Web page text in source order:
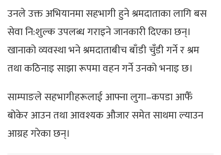
उनले उक्त अभियानमा सहभागी हुने श्रमदाताका लागि बस
सेवा नि:शुल्क उपलब्ध गराइने जानकारी दिएका छन्।
खानाको व्यवस्था भने श्रमदाताबीच बाँडी चुँडी गर्ने र श्रम
तथा कठिनाइ साझा रूपमा वहन गर्ने उनको भनाइ छ।
साम्पाङले सहभागीहरूलाई आफ्ना लुगा–कपडा आफैँ
बोकेर आउन तथा आवश्यक औजार समेत साथमा ल्याउन
आग्रह गरेका छन्।